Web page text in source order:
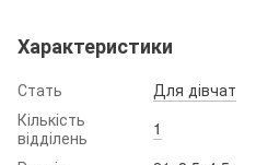
Характеристики
Стать
Для дівчат
Кількість
відділень
1